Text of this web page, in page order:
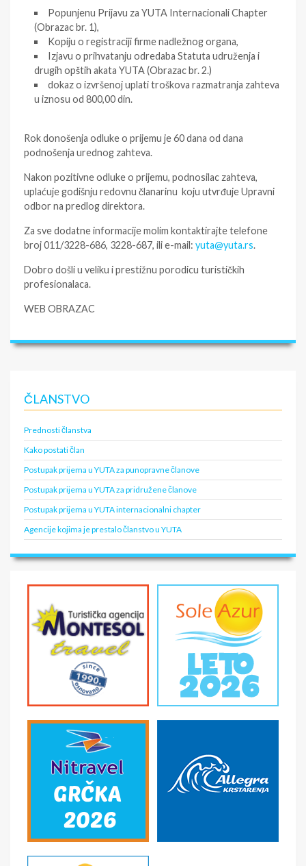
Popunjenu Prijavu za YUTA Internacionali Chapter
(Obrazac br. 1),
Kopiju o registraciji firme nadležnog organa,
Izjavu o prihvatanju odredaba Statuta udruženja i
drugih opštih akata YUTA (Obrazac br. 2.)
dokaz o izvršenoj uplati troškova razmatranja zahteva
u iznosu od 800,00 din.
Rok donošenja odluke o prijemu je 60 dana od dana
podnošenja urednog zahteva.
Nakon pozitivne odluke o prijemu, podnosilac zahteva,
uplaćuje godišnju redovnu članarinu koju utvrđuje Upravni
odbor na predlog direktora.
Za sve dodatne informacije molim kontaktirajte telefone
broj 011/3228-686, 3228-687, ili e-mail: yuta@yuta.rs.
Dobro došli u veliku i prestižnu porodicu turističkih
profesionalaca.
WEB OBRAZAC
ČLANSTVO
Prednosti članstva
Kako postati član
Postupak prijema u YUTA za punopravne članove
Postupak prijema u YUTA za pridružene članove
Postupak prijema u YUTA internacionalni chapter
Agencije kojima je prestalo članstvo u YUTA